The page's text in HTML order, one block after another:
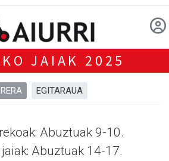
JAIAK 2025
EGITARAUA
Abuztuak 9-10.
Abuztuak 14-17.